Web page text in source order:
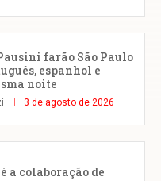
farão São Paulo
espanhol e
noite
3 de agosto de 2026
a colaboração de